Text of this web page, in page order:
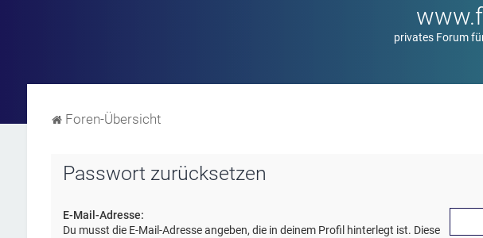
privates Forum
Foren-Übersicht
Passwort zurücksetzen
E-Mail-Adresse:
Du musst die E-Mail-Adresse angeben, die in deinem Profil hinterlegt ist. Diese